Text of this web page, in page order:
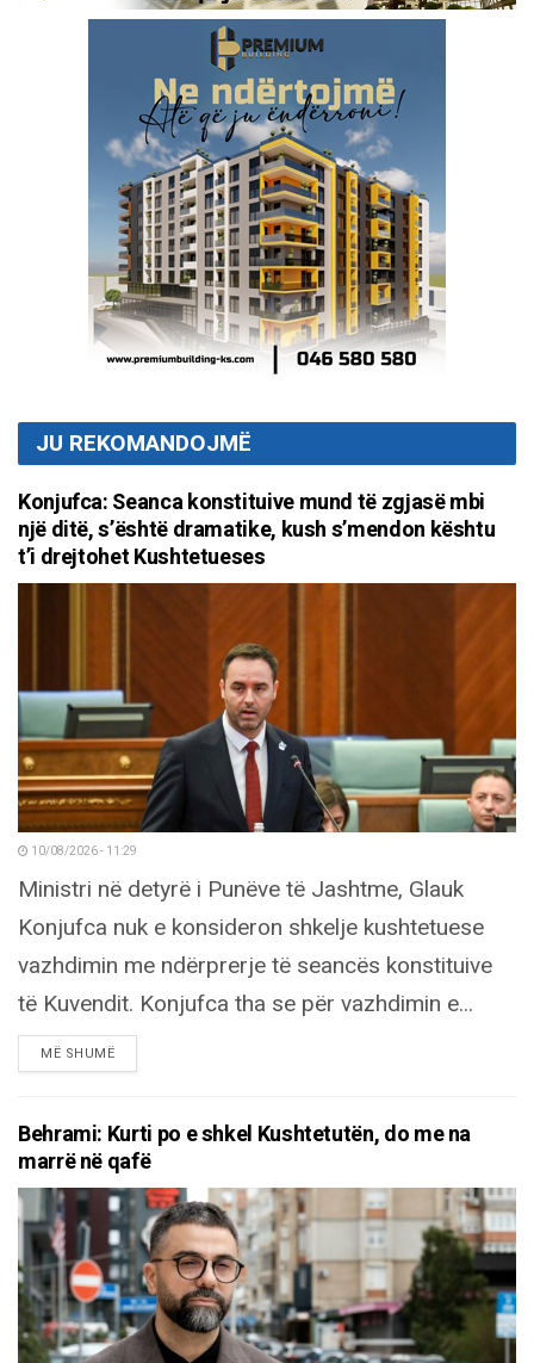
JU REKOMANDOJMË
Konjufca: Seanca konstituive mund të zgjasë mbi
një ditë, s’është dramatike, kush s’mendon kështu
t’i drejtohet Kushtetueses
10/08/2026 - 11:29
Ministri në detyrë i Punëve të Jashtme, Glauk
Konjufca nuk e konsideron shkelje kushtetuese
vazhdimin me ndërprerje të seancës konstituive
të Kuvendit. Konjufca tha se për vazhdimin e...
MË SHUMËDETAILS
Behrami: Kurti po e shkel Kushtetutën, do me na
marrë në qafë